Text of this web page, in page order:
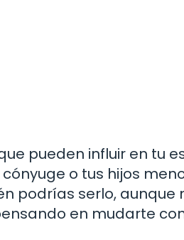
pueden influir en tu
o tus hijos
podrías serlo, aunque
en mudarte